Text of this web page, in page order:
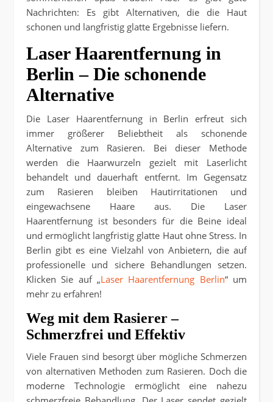
Nachrichten: Es gibt Alternativen, die die Haut
schonen und langfristig glatte Ergebnisse liefern.
Laser Haarentfernung in
Berlin – Die schonende
Alternative
Die Laser Haarentfernung in Berlin erfreut sich
immer größerer Beliebtheit als schonende
Alternative zum Rasieren. Bei dieser Methode
werden die Haarwurzeln gezielt mit Laserlicht
behandelt und dauerhaft entfernt. Im Gegensatz
zum Rasieren bleiben Hautirritationen und
eingewachsene Haare aus. Die Laser
Haarentfernung ist besonders für die Beine ideal
und ermöglicht langfristig glatte Haut ohne Stress. In
Berlin gibt es eine Vielzahl von Anbietern, die auf
professionelle und sichere Behandlungen setzen.
Klicken Sie auf „Laser Haarentfernung Berlin“ um
mehr zu erfahren!
Weg mit dem Rasierer –
Schmerzfrei und Effektiv
Viele Frauen sind besorgt über mögliche Schmerzen
von alternativen Methoden zum Rasieren. Doch die
moderne Technologie ermöglicht eine nahezu